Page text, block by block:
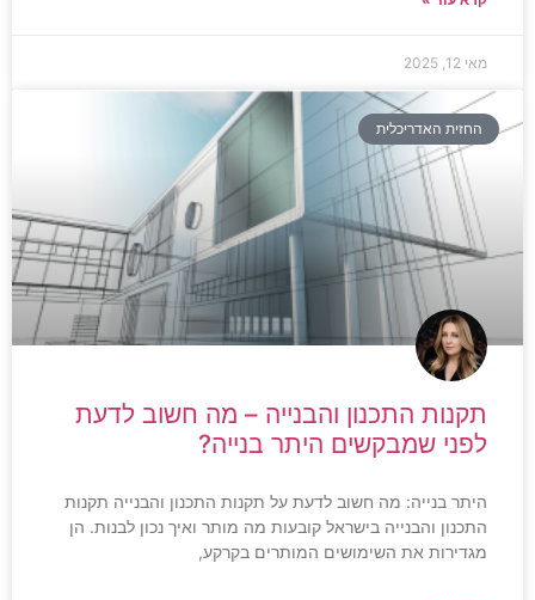
מאי 12, 2025
החזית האדריכלית
תקנות התכנון והבנייה – מה חשוב לדעת
לפני שמבקשים היתר בנייה?
היתר בנייה: מה חשוב לדעת על תקנות התכנון והבנייה תקנות
התכנון והבנייה בישראל קובעות מה מותר ואיך נכון לבנות. הן
מגדירות את השימושים המותרים בקרקע,